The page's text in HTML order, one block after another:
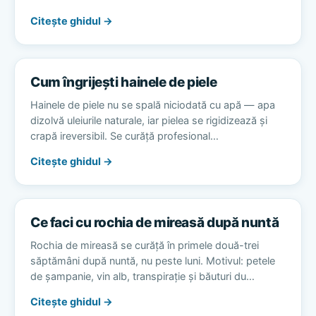
Citește ghidul →
Cum îngrijești hainele de piele
Hainele de piele nu se spală niciodată cu apă — apa
dizolvă uleiurile naturale, iar pielea se rigidizează și
crapă ireversibil. Se curăță profesional…
Citește ghidul →
Ce faci cu rochia de mireasă după nuntă
Rochia de mireasă se curăță în primele două-trei
săptămâni după nuntă, nu peste luni. Motivul: petele
de șampanie, vin alb, transpirație și băuturi du…
Citește ghidul →